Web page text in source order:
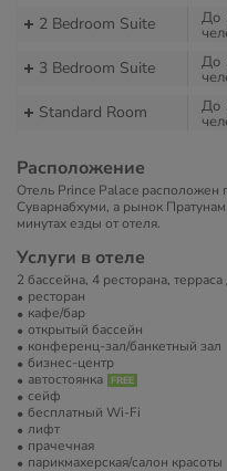
2 Bedroom Suite До
3 Bedroom Suite До
Standard Room До
Расположение
Отель Prince Palace расположен
Суварнабхуми, а рынок
минутах езды от отеля.
Услуги в отеле
2 бассейна, 4 ресторана,
ресторан
кафе/бар
открытый бассейн
конференц-зал/банкетный зал
бизнес-центр
автостоянка
сейф
бесплатный Wi-Fi
лифт
прачечная
парикмахерская/салон красоты